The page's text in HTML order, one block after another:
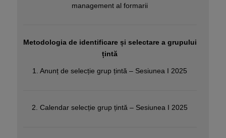
management al formarii
Metodologia de identificare și selectare a grupului
țintă
1. Anunț de selecție grup țintă – Sesiunea I 2025
2. Calendar selecție grup țintă – Sesiunea I 2025